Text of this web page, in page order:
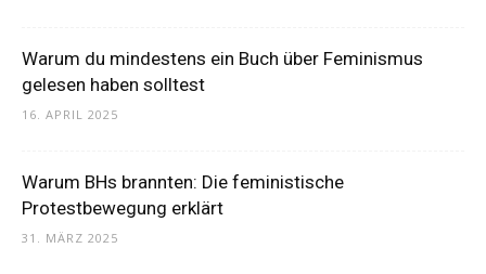
Warum du mindestens ein Buch über Feminismus
gelesen haben solltest
16. APRIL 2025
Warum BHs brannten: Die feministische
Protestbewegung erklärt
31. MÄRZ 2025